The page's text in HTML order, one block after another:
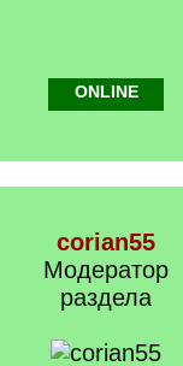
ONLINE
corian55
Модератор
раздела